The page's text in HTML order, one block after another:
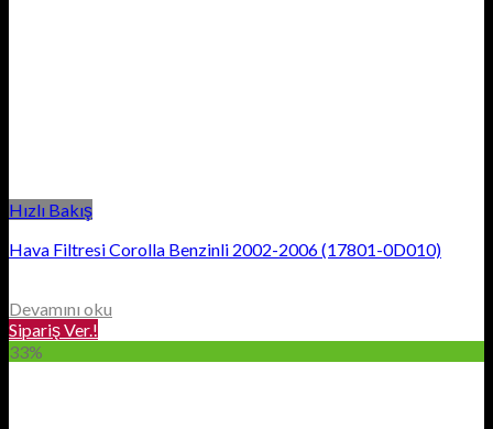
Hızlı Bakış
Hava Filtresi Corolla Benzinli 2002-2006 (17801-0D010)
Devamını oku
Sipariş Ver.!
33%